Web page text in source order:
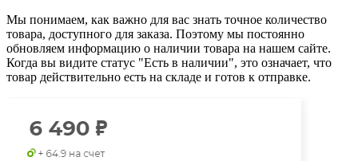
Мы понимаем, как важно для вас знать точное количество
товара, доступного для заказа. Поэтому мы постоянно
обновляем информацию о наличии товара на нашем сайте.
Когда вы видите статус "Есть в наличии", это означает, что
товар действительно есть на складе и готов к отправке.